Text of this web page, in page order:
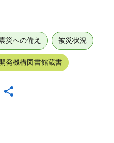
災への備え 被災状況
発機構図書館蔵書